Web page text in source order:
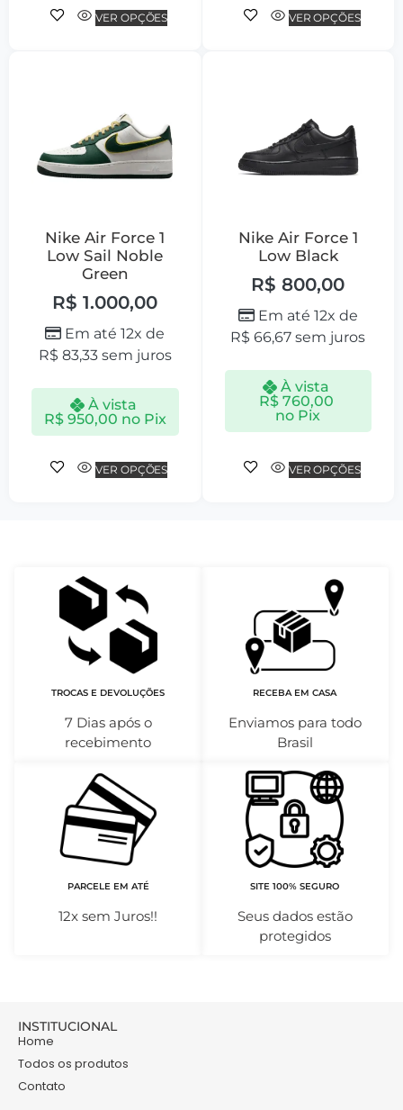
VER OPÇÕES VER OPÇÕES
Nike Air Force 1
Low Sail Noble
Green
R$ 1.000,00
Em até 12x de
R$ 83,33sem juros
À vista
R$950,00 no Pix
VER OPÇÕES
Nike Air Force 1
Low Black
R$ 800,00
Em até 12x de
R$ 66,67 sem juros
À vista
R$760,00
no Pix
VER OPÇÕES
TROCAS E DEVOLUÇÕES
7 Dias após o
recebimento
RECEBA EM CASA
Enviamos para todo
Brasil
PARCELE EM ATÉ
12x sem Juros!!
SITE 100% SEGURO
Seus dados estão
protegidos
INSTITUCIONAL
Home
Todos os produtos
Contato